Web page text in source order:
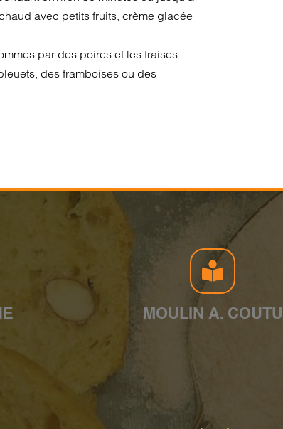
avec petits fruits, crème glacée
par des poires et les fraises
des framboises ou des
MOULIN A. COUTU